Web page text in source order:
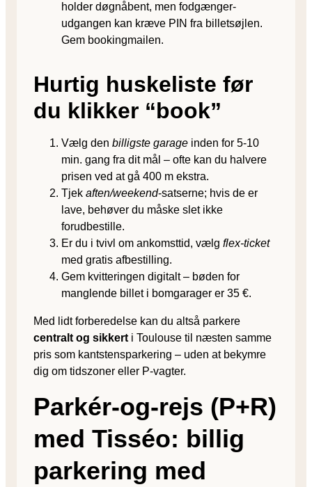
holder døgnåbent, men fodgænger­
udgangen kan kræve PIN fra billetsøjlen.
Gem bookingmailen.
Hurtig huskeliste før
du klikker “book”
Vælg den billigste garage inden for 5-10
min. gang fra dit mål – ofte kan du halvere
prisen ved at gå 400 m ekstra.
Tjek aften/weekend-satserne; hvis de er
lave, behøver du måske slet ikke
forudbestille.
Er du i tvivl om ankomsttid, vælg flex-ticket
med gratis afbestilling.
Gem kvitteringen digitalt – bøden for
manglende billet i bomgarager er 35 €.
Med lidt forberedelse kan du altså parkere
centralt og sikkerti Toulouse til næsten samme
pris som kantstensparkering – uden at bekymre
dig om tidszoner eller P-vagter.
Parkér-og-rejs (P+R)
med Tisséo: billig
parkering med